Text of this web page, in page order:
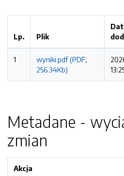
Lp. Plik
1
wyniki.pdf (PDF,
256.34Kb)
Metadane -
zmian
Akcja